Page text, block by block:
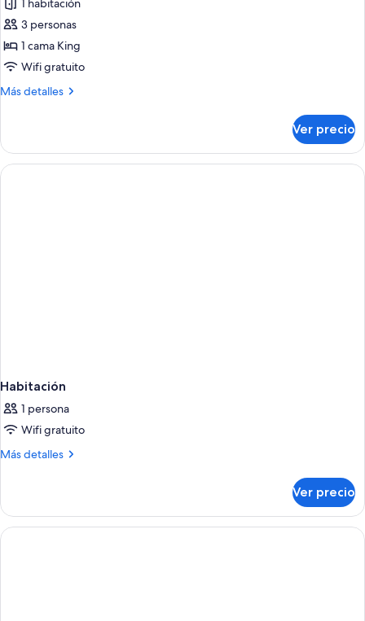
1 habitación
3 personas
1 cama King
Wifi gratuito
Más detalles
Más
Overwater
Ver precio
Habitación
1 persona
Wifi gratuito
Más detalles
Más
Ver precio